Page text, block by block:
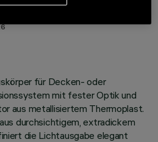
für Decken- oder
mit fester Optik und
aus metallisiertem Thermoplast.
durchsichtigem, extradickem
die Lichtausgabe elegant